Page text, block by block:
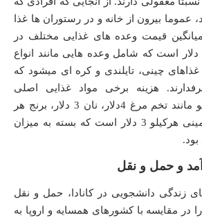
عموما بیرون از خانه و در رستوران ها غذا
میانگین قیمت وعده های غذایی مختلف در
رستوران ها، 20 تا 40 دلار است که شامل وعده هایی مانند انواع
غذاهای چینی، تایلندی و کره ای میشود که
هزینه برخی مواد غذایی اصلی
پرمصرف افراد دانشجو مانند تخم مرغ 4دلار، نان 3 دلار، برنج هر
کیلو 4 دلار و سیب زمینی هرکیلو 3 دلار است که بسته به میزان
و حمل و نقل
زندگی دانشجویی در کانادا، حمل و نقل
در مقایسه با کشورهای همسایه و اروپا به